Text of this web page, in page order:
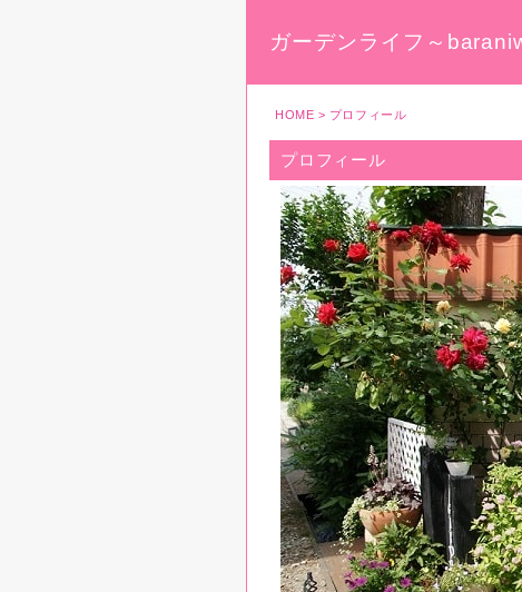
ガーデンライフ～
HOME > プロフィール
プロフィール